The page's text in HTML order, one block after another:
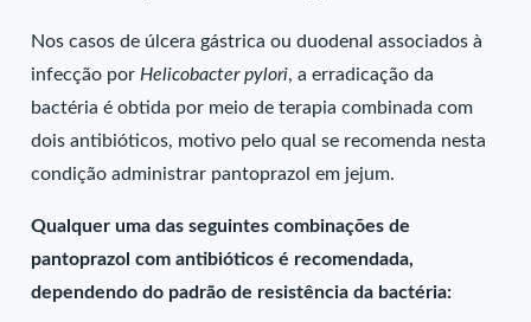
Nos casos de úlcera gástrica ou duodenal associados à
infecção por Helicobacter pylori, a erradicação da
bactéria é obtida por meio de terapia combinada com
dois antibióticos, motivo pelo qual se recomenda nesta
condição administrar pantoprazol em jejum.
Qualquer uma das seguintes combinações de
pantoprazol com antibióticos é recomendada,
dependendo do padrão de resistência da bactéria: